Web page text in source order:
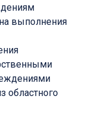
выполнения
областного